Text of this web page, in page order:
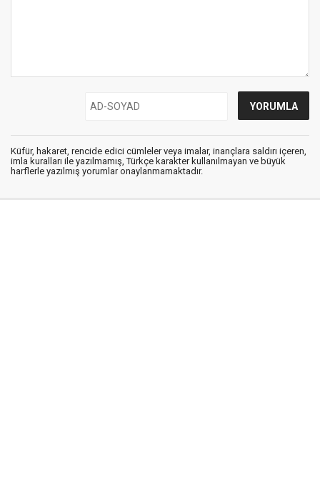
Küfür, hakaret, rencide edici cümleler veya imalar, inançlara saldırı içeren,
imla kuralları ile yazılmamış, Türkçe karakter kullanılmayan ve büyük
harflerle yazılmış yorumlar onaylanmamaktadır.